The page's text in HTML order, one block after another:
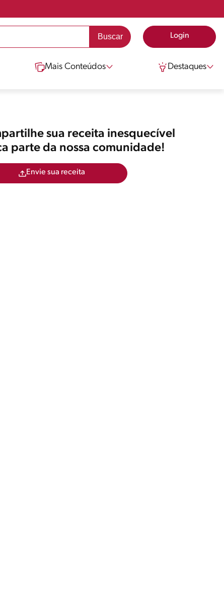
Login
Mais Conteúdos Destaques
sua receita inesquecível
parte da nossa comunidade!
Envie sua receita